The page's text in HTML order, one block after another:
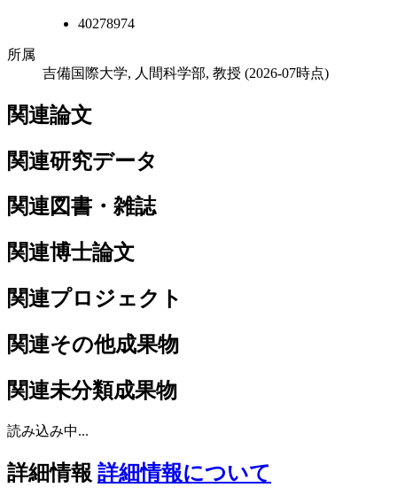
40278974
所属
吉備国際大学, 人間科学部, 教授 (2026-07時点)
関連論文
関連研究データ
関連図書・雑誌
関連博士論文
関連プロジェクト
関連その他成果物
関連未分類成果物
読み込み中...
詳細情報 詳細情報について